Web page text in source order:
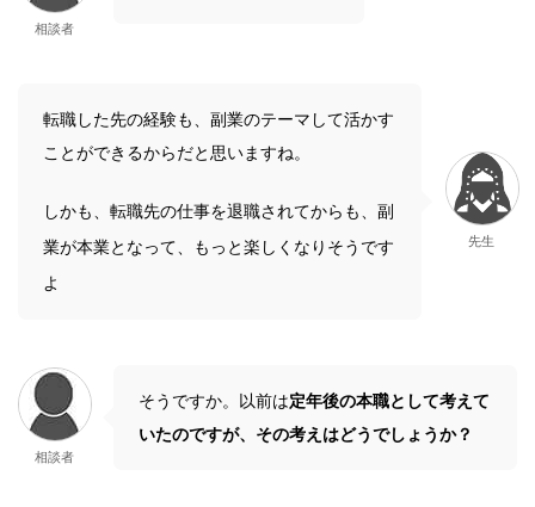
相談者
転職した先の経験も、副業のテーマして活かす
ことができるからだと思いますね。
しかも、転職先の仕事を退職されてからも、副
業が本業となって、もっと楽しくなりそうです
よ
先生
相談者
そうですか。以前は定年後の本職として考えて
いたのですが、その考えはどうでしょうか？